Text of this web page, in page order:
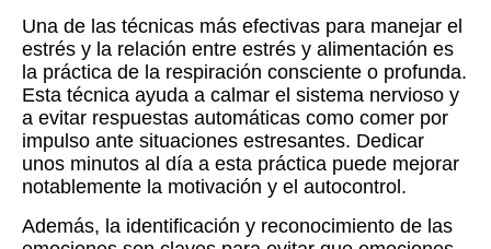
Una de las técnicas más efectivas para manejar el
estrés y la relación entre estrés y alimentación es
la práctica de la respiración consciente o profunda.
Esta técnica ayuda a calmar el sistema nervioso y
a evitar respuestas automáticas como comer por
impulso ante situaciones estresantes. Dedicar
unos minutos al día a esta práctica puede mejorar
notablemente la motivación y el autocontrol.
Además, la identificación y reconocimiento de las